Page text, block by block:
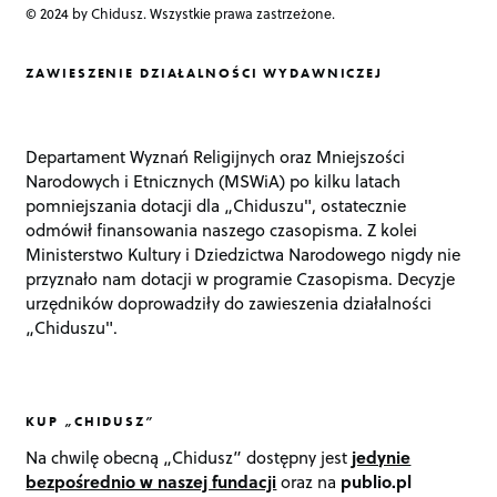
© 2024 by Chidusz. Wszystkie prawa zastrzeżone.
ZAWIESZENIE DZIAŁALNOŚCI WYDAWNICZEJ
Departament Wyznań Religijnych oraz Mniejszości
Narodowych i Etnicznych (MSWiA) po kilku latach
pomniejszania dotacji dla „Chiduszu", ostatecznie
odmówił finansowania naszego czasopisma. Z kolei
Ministerstwo Kultury i Dziedzictwa Narodowego nigdy nie
przyznało nam dotacji w programie Czasopisma. Decyzje
urzędników doprowadziły do zawieszenia działalności
„Chiduszu".
KUP „CHIDUSZ”
Na chwilę obecną „Chidusz” dostępny jest jedynie
bezpośrednio w naszej fundacjioraz na publio.pl